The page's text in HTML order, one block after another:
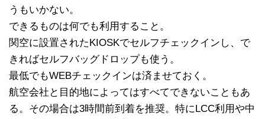
うもいかない。
できるものは何でも利用すること。
関空に設置されたKIOSKでセルフチェックインし、で
きればセルフバッグドロップも使う。
最低でもWEBチェックインは済ませておく。
航空会社と目的地によってはすべてできないこともあ
る。その場合は3時間前到着を推奨。特にLCC利用や中